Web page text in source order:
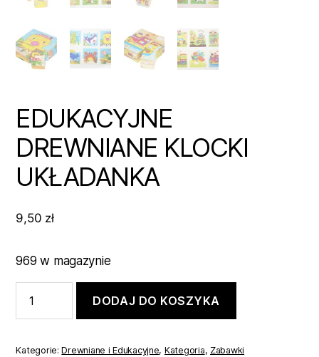
EDUKACYJNE
DREWNIANE KLOCKI
UKŁADANKA
9,50 zł
969 w magazynie
EDUKACYJNE
DREWNIANE
UKŁADANKA
DODAJ DO KOSZYKA
Kategorie:Drewniane i Edukacyjne, Kategoria, Zabawki